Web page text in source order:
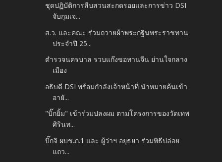
ชุดปฏิบัติการสืบสวนสะกดรอยและการข่าว DSI
จับกุมเจ...
ส.ว. และคณะ ร่วมถวายผ้าพระกฐินพระราชทาน
ประจำปี 25...
ตำรวจนครบาล รวบแก๊งขอทานจีน ย่านใจกลาง
เมือง
อธิบดี DSI พร้อมกำลังเจ้าหน้าที่ นำหมายค้นเข้า
อายั...
"บิ๊กยิ้ม" เข้าร่วมปลงผม ตามโครงการของวัดเทพ
ศิรินท...
บิ๊กจิ ผบช.ภ.1 และ ผู้ว่าฯ อยุธยา ร่วมพิธีปล่อย
แถว...